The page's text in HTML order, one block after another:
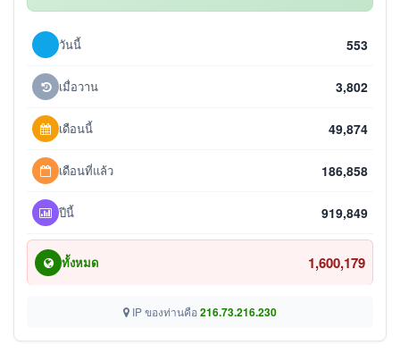
วันนี้ 553
เมื่อวาน 3,802
เดือนนี้ 49,874
เดือนที่แล้ว 186,858
ปีนี้ 919,849
ทั้งหมด 1,600,179
IP ของท่านคือ 216.73.216.230